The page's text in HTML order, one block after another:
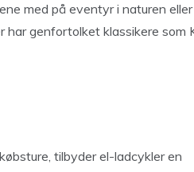
med på eventyr i naturen eller
genfortolket klassikere som
tilbyder el-ladcykler en